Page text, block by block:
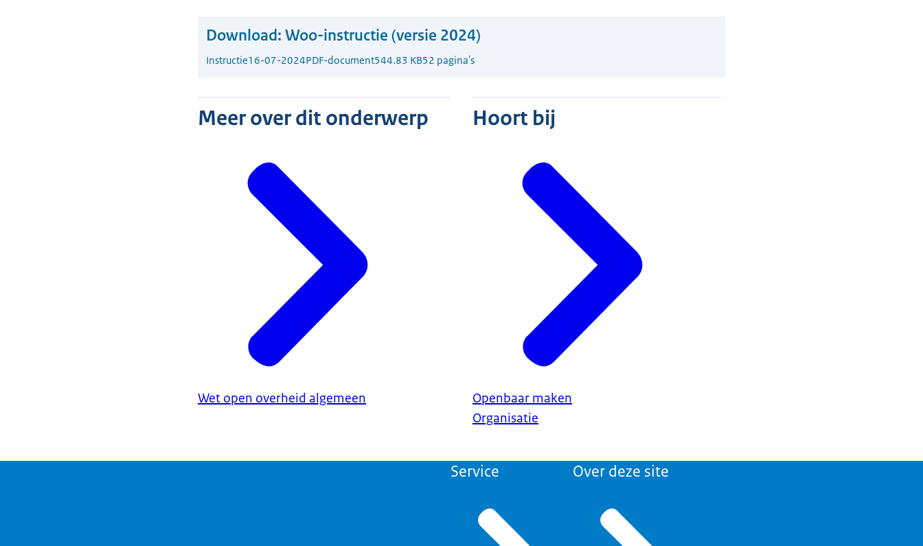
Download: Woo-instructie (versie 2024)
Instructie16-07-2024PDF-document544.83 KB52 pagina's
Meer over dit onderwerp
Wet open overheid algemeen
Hoort bij
Openbaar maken
Organisatie
Service Over deze site